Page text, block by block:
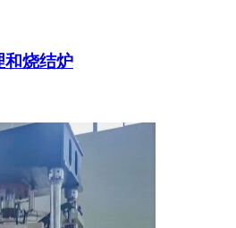
烧结炉